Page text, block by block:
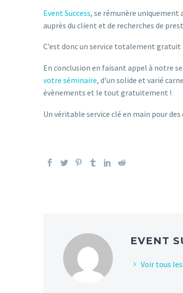
Event Success, se rémunère uniquement
auprès du client et de recherches de
C’est donc un service totalement
En conclusion en faisant appel à notre
votre séminaire, d’un solide et varié
évènements et le tout gratuitement !
Un véritable service clé en main pour
EVENT
Voir tous